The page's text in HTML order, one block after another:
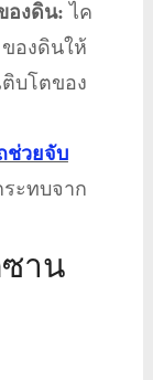
องดิน: ไค
องดินให้
บโตของ
ช่วยจับ
ะทบจาก
าน